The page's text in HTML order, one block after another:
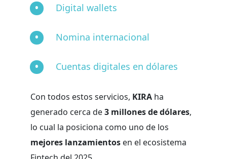
Digital wallets
Nomina internacional
Cuentas digitales en dólares
Con todos estos servicios, KIRA ha
generado cerca de3 millones de dólares,
lo cual la posiciona como uno de los
mejores lanzamientos en el ecosistema